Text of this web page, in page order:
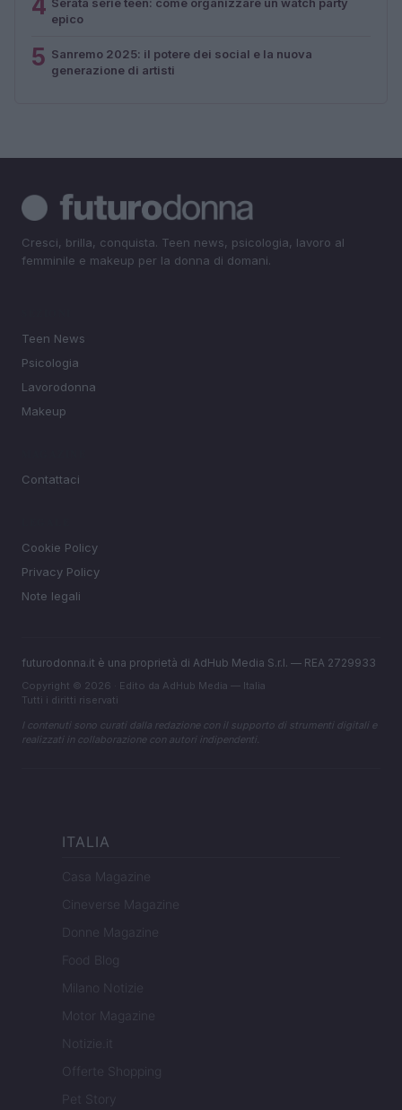
epico
5 Sanremo 2025: il potere dei social e la nuova
generazione di artisti
Cresci, brilla, conquista. Teen news, psicologia, lavoro al
femminile e makeup per la donna di domani.
Teen News
Psicologia
Lavorodonna
Makeup
Contattaci
Cookie Policy
Privacy Policy
Note legali
futurodonna.it è una proprietà di AdHub Media S.r.l. — REA 2729933
Copyright © 2026 · Edito da AdHub Media — Italia
Tutti i diritti riservati
I contenuti sono curati dalla redazione con il supporto di strumenti digitali e
realizzati in collaborazione con autori indipendenti.
ITALIA
Casa Magazine
Cineverse Magazine
Donne Magazine
Food Blog
Milano Notizie
Motor Magazine
Notizie.it
Offerte Shopping
Pet Story